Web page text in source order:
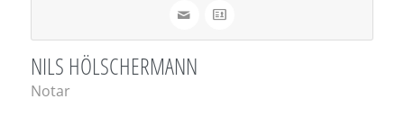
NILS HÖLSCHERMANN
Notar